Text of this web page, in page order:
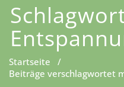
Startseite /
Beiträge verschlagwortet